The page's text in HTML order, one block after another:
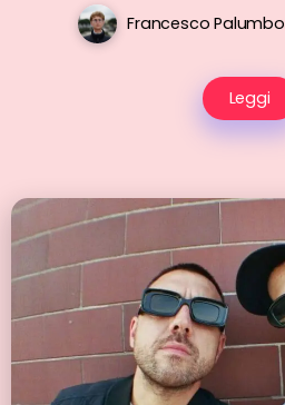
Francesco Palumbo
Leggi